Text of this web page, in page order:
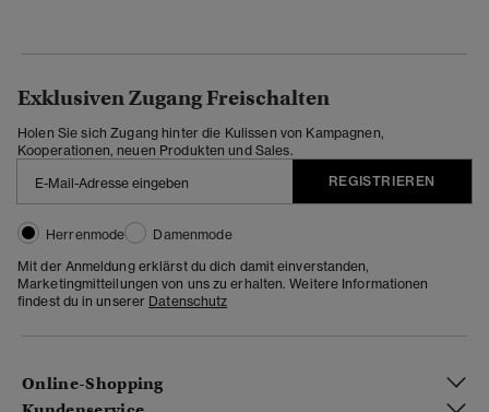
Exklusiven Zugang Freischalten
Holen Sie sich Zugang hinter die Kulissen von Kampagnen,
Kooperationen, neuen Produkten und Sales.
REGISTRIEREN
Herrenmode
Damenmode
Mit der Anmeldung erklärst du dich damit einverstanden,
Marketingmitteilungen von uns zu erhalten. Weitere Informationen
findest du in unserer Datenschutz
Online-Shopping